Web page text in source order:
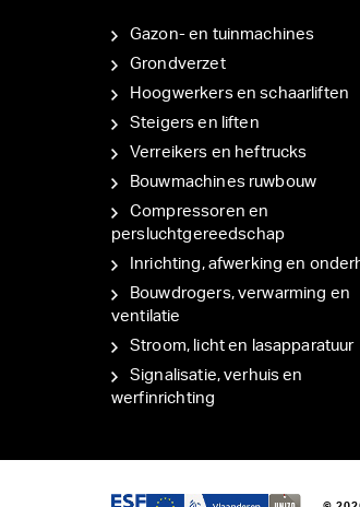
Gazon- en tuinmachines
Grondverzet
Hoogwerkers en schaarliften
Steigers en liften
Verreikers en heftrucks
Bouwmachines ruwbouw
Compressoren en
persluchtgereedschap
Inrichting, afwerking en
Bouwdrogers, verwarming en
ventilatie
Stroom, licht en lasapparatuur
Signalisatie, verhuis en
werfinrichting